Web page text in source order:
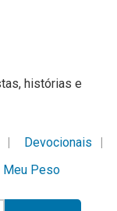
histórias e
Devocionais
Meu Peso